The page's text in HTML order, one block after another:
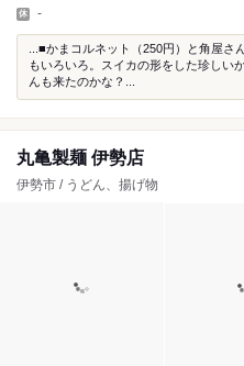
-
...■かまコルネット（250円）と角屋
もいろいろ。スイカの形をした珍し
んも来たのかな？...
丸亀製麺 伊勢店
伊勢市 / うどん、揚げ物